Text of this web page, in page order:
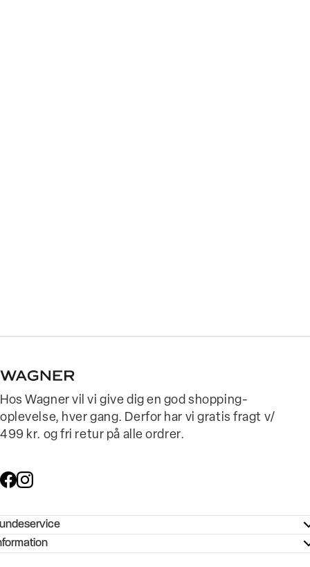
Hos Wagner vil vi give dig en god shopping-
oplevelse, hver gang. Derfor har vi gratis fragt v/
499 kr. og fri retur på alle ordrer.
- Hjælpecenter